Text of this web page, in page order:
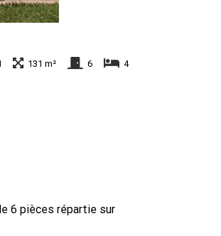
131 m² 6 4
6 pièces répartie sur